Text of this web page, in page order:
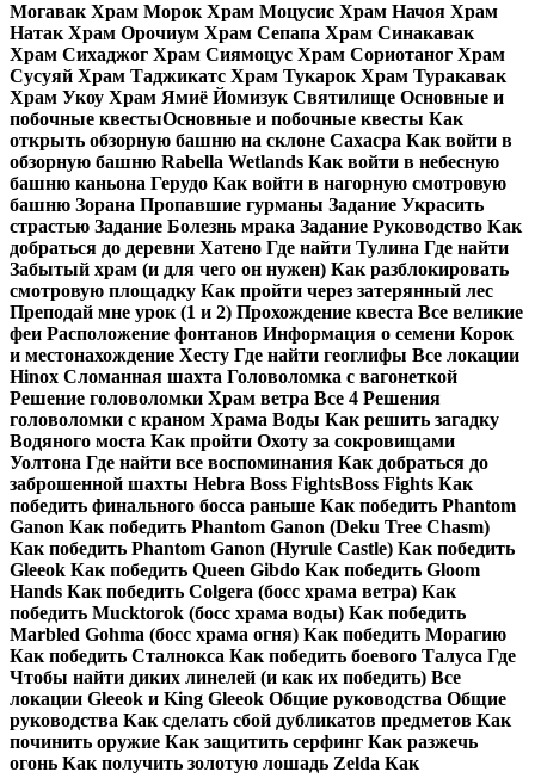
Могавак Храм Морок Храм Моцусис Храм Начоя Храм
Натак Храм Орочиум Храм Сепапа Храм Синакавак
Храм Сихаджог Храм Сиямоцус Храм Сориотаног Храм
Сусуяй Храм Таджикатс Храм Тукарок Храм Туракавак
Храм Укоу Храм Ямиё Йомизук Святилище Основные и
побочные квестыОсновные и побочные квесты Как
открыть обзорную башню на склоне Сахасра Как войти в
обзорную башню Rabella Wetlands Как войти в небесную
башню каньона Герудо Как войти в нагорную смотровую
башню Зорана Пропавшие гурманы Задание Украсить
страстью Задание Болезнь мрака Задание Руководство Как
добраться до деревни Хатено Где найти Тулина Где найти
Забытый храм (и для чего он нужен) Как разблокировать
смотровую площадку Как пройти через затерянный лес
Преподай мне урок (1 и 2) Прохождение квеста Все великие
феи Расположение фонтанов Информация о семени Корок
и местонахождение Хесту Где найти геоглифы Все локации
Hinox Сломанная шахта Головоломка с вагонеткой
Решение головоломки Храм ветра Все 4 Решения
головоломки с краном Храма Воды Как решить загадку
Водяного моста Как пройти Охоту за сокровищами
Уолтона Где найти все воспоминания Как добраться до
заброшенной шахты Hebra Boss FightsBoss Fights Как
победить финального босса раньше Как победить Phantom
Ganon Как победить Phantom Ganon (Deku Tree Chasm)
Как победить Phantom Ganon (Hyrule Castle) Как победить
Gleeok Как победить Queen Gibdo Как победить Gloom
Hands Как победить Colgera (босс храма ветра) Как
победить Mucktorok (босс храма воды) Как победить
Marbled Gohma (босс храма огня) Как победить Морагию
Как победить Сталнокса Как победить боевого Талуса Где
Чтобы найти диких линелей (и как их победить) Все
локации Gleeok и King Gleeok Общие руководства Общие
руководства Как сделать сбой дубликатов предметов Как
починить оружие Как защитить серфинг Как разжечь
огонь Как получить золотую лошадь Zelda Как